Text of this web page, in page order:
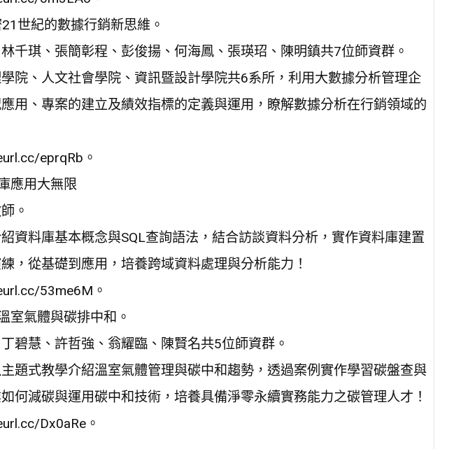
世紀的數據行銷新思維。
千琪、張簡彰程、彭俊揚、何海鳳、張瑛玿、陳明鎮共7位師資群。
院、人文社會學院、資訊暨設計學院共6系所，利用大數據分析管理企
用、專案的建立及績效指標的定義與運用，瞭解數據分析在行銷領域的
eprqRb。
應用大無限
。
資料庫基本概念與SQL查詢語法，結合訪談資料分析，實作資料庫建置
，從基礎到應用，培養跨域資料處理與分析能力！
53me6M。
室氣體與碳排中和。
碧慧、許哲強、翁耀臨、陳賢名共5位師資群。
題式教學介紹溫室氣體管理與碳中和趨勢，透過案例實作學習碳盤查與
何減碳與運用碳中和技術，培養具備淨零永續實務能力之碳管理人才！
Dx0aRe。